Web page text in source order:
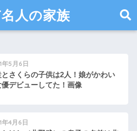
人の家族
年5月6日
とさくらの子供は2人！娘がかわい
優デビューしてた！画像
年4月6日